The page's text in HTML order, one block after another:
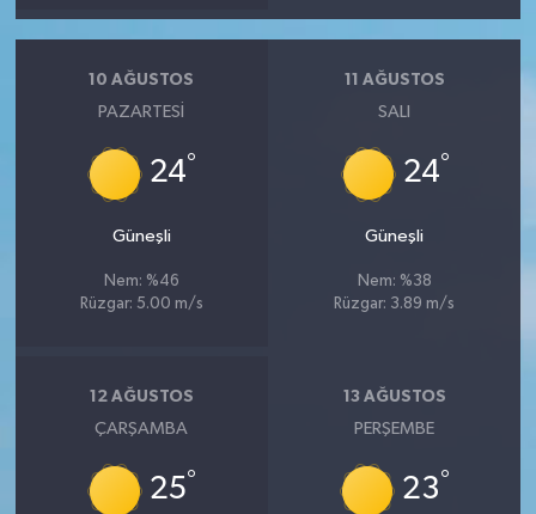
10 AĞUSTOS
PAZARTESI
24°
Güneşli
Nem: %46
Rüzgar: 5.00 m/s
11 AĞUSTOS
SALI
24°
Güneşli
Nem: %38
Rüzgar: 3.89 m/s
12 AĞUSTOS
ÇARŞAMBA
25°
13 AĞUSTOS
PERŞEMBE
23°